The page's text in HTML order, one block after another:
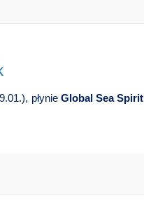
płynie Global Sea Spirit